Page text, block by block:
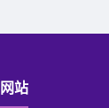
站